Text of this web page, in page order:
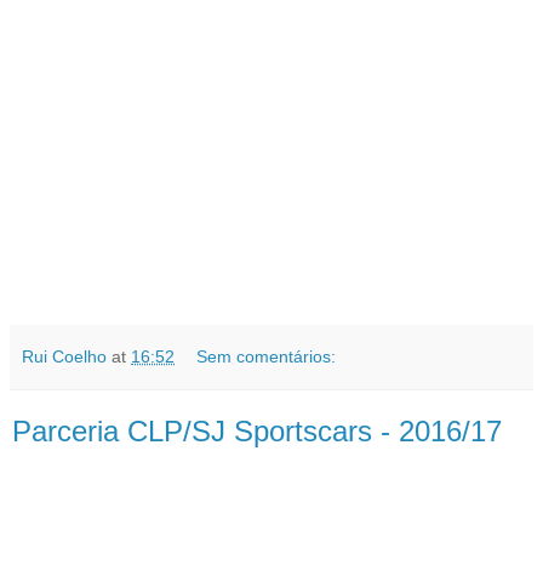
Rui Coelho at 16:52 Sem comentários:
Parceria CLP/SJ Sportscars - 2016/17